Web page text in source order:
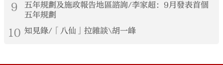
9
五年規劃及施政報告地區諮詢/李家超：9月發表首個
五年規劃
10 知見錄/「八仙」拉雜談\胡一峰